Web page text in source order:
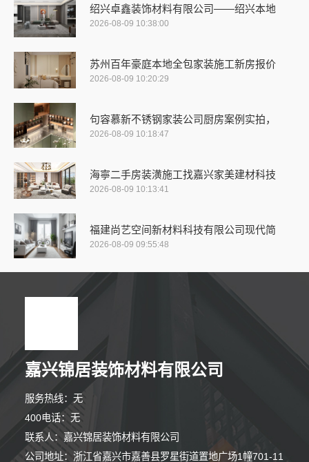
绍兴卓鑫装饰材料有限公司——绍兴本地
2026-08-09 10:38:00
苏州百年豪庭本地全包家装施工新房报价
2026-08-09 10:20:29
句容慕新不锈钢家装公司厨房案例实拍，
2026-08-09 10:18:47
海寧二手房装潢施工找嘉兴家美建材科技
2026-08-09 10:13:41
福建尚艺空间新材料科技有限公司现代简
2026-08-09 09:55:48
嘉兴锦居装饰材料有限公司
服务热线：无
400电话：无
联系人：嘉兴锦居装饰材料有限公司
公司地址：浙江省嘉兴市嘉善县罗星街道置地广场1幢701-11